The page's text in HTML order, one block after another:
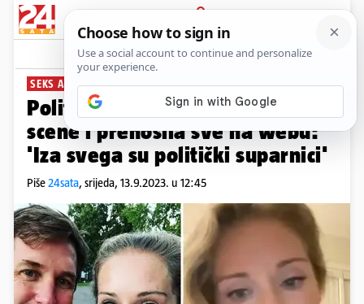
PRIJAVA
News Komentari
SEKS AFERA U AMERICI
Političarka koja je snimala seks
scene i prenosila sve na webu:
'Iza svega su politički suparnici'
Piše24sata, srijeda, 13.9.2023. u 12:45